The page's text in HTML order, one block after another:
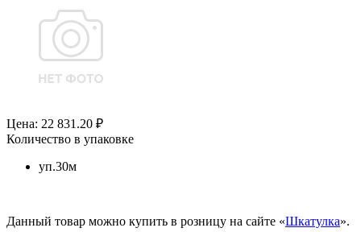
Цена: 22 831.20 ₽
Количество в упаковке
уп.30м
Данный товар можно купить в розницу на сайте «Шкатулка».